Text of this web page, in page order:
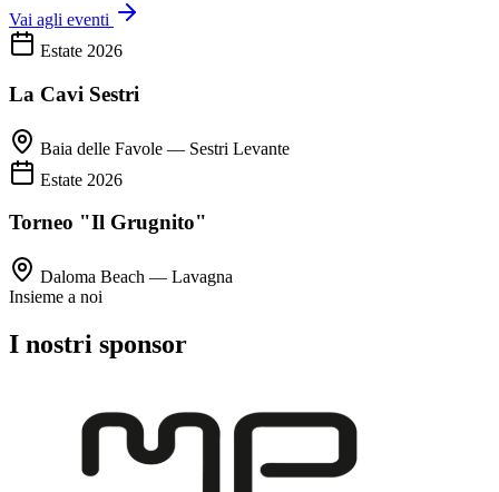
Vai agli eventi
Estate 2026
La Cavi Sestri
Baia delle Favole — Sestri Levante
Estate 2026
Torneo "Il Grugnito"
Daloma Beach — Lavagna
Insieme a noi
I nostri sponsor